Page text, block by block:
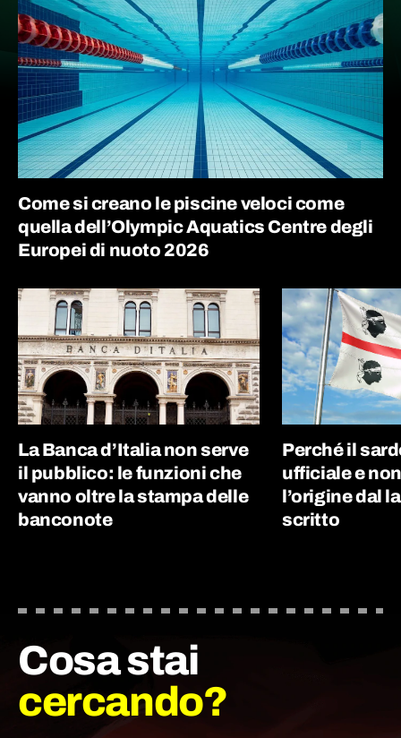
Come si creano le piscine veloci come
quella dell’Olympic Aquatics Centre degli
Europei di nuoto 2026
La Banca d’Italia non serve
il pubblico: le funzioni che
vanno oltre la stampa delle
banconote
Perché il
ufficiale e
l’origine dal
scritto
Cosa stai
cercando?